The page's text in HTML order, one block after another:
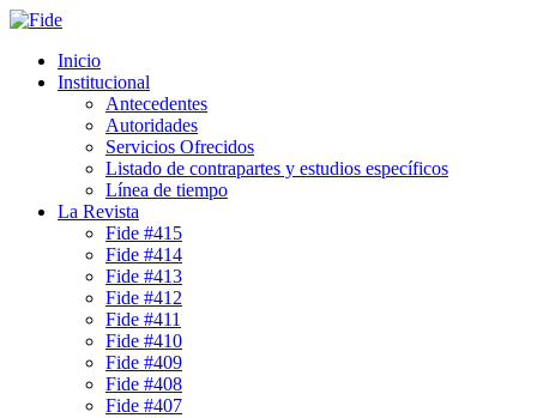
Inicio
Institucional
Antecedentes
Autoridades
Servicios Ofrecidos
Listado de contrapartes y estudios específicos
Línea de tiempo
La Revista
Fide #415
Fide #414
Fide #413
Fide #412
Fide #411
Fide #410
Fide #409
Fide #408
Fide #407